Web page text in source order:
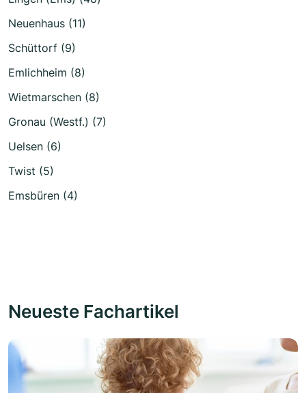
Neuenhaus (11)
Schüttorf (9)
Emlichheim (8)
Wietmarschen (8)
Gronau (Westf.) (7)
Uelsen (6)
Twist (5)
Emsbüren (4)
Neueste Fachartikel